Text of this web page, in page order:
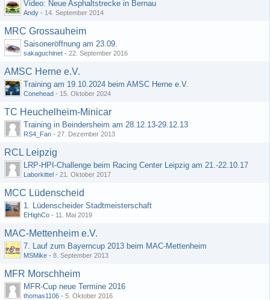
Video: Neue Asphaltstrecke in Bernau
Andy - 14. September 2014
MRC Grossauheim
Saisoneröffnung am 23.09.
sakaguchinet - 22. September 2016
AMSC Herne e.V.
Training am 19.10.2024 beim AMSC Herne e.V.
Conehead - 15. Oktober 2024
TC Heuchelheim-Minicar
Training in Beindersheim am 28.12.13-29.12.13
RS4_Fan - 27. Dezember 2013
RCL Leipzig
LRP-HPI-Challenge beim Racing Center Leipzig am 21.-22.10.17
Laborkittel - 21. Oktober 2017
MCC Lüdenscheid
1. Lüdenscheider Stadtmeisterschaft
EHighCo - 11. Mai 2019
MAC-Mettenheim e.V.
7. Lauf zum Bayerncup 2013 beim MAC-Mettenheim
MSMike - 8. September 2013
MFR Morschheim
MFR-Cup neue Termine 2016
thomas1106 - 5. Oktober 2016